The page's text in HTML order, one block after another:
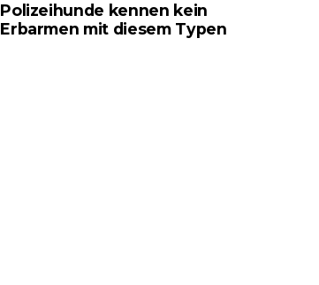
Polizeihunde kennen kein
Erbarmen mit diesem Typen